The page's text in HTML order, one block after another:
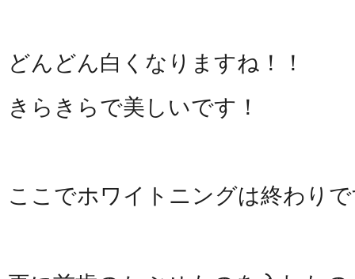
どんどん白くなりますね！！
きらきらで美しいです！
ここでホワイトニングは終わり